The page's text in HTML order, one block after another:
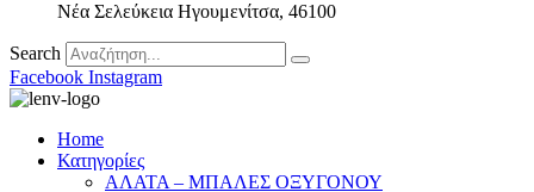
Νέα Σελεύκεια Ηγουμενίτσα, 46100
Search
Facebook Instagram
Home
Κατηγορίες
ΑΛΑΤΑ – ΜΠΑΛΕΣ ΟΞΥΓΟΝΟΥ